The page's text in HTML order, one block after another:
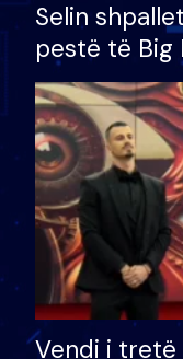
Selin
pestë të Big
çmimin e
Vendi i tretë